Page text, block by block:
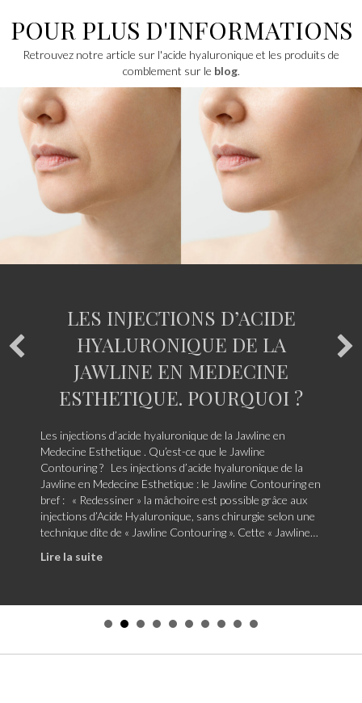
POUR PLUS D'INFORMATIONS
Retrouvez notre article sur l'acide hyaluronique et les produits de
comblement sur le blog.
LES INJECTIONS D’ACIDE
HYALURONIQUE DE LA
JAWLINE EN MEDECINE
ESTHETIQUE. POURQUOI ?
Les injections d’acide hyaluronique de la Jawline en
Medecine Esthetique . Qu’est-ce que le Jawline
Contouring ? Les injections d’acide hyaluronique de la
Jawline en Medecine Esthetique : le Jawline Contouring en
bref : « Redessiner » la mâchoire est possible grâce aux
injections d’Acide Hyaluronique, sans chirurgie selon une
technique dite de « Jawline Contouring ». Cette « Jawline…
Lire la suiteabout Les injections d’acide hyaluronique de la